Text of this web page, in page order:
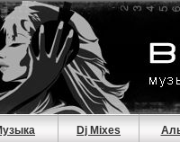
Dj Mixes